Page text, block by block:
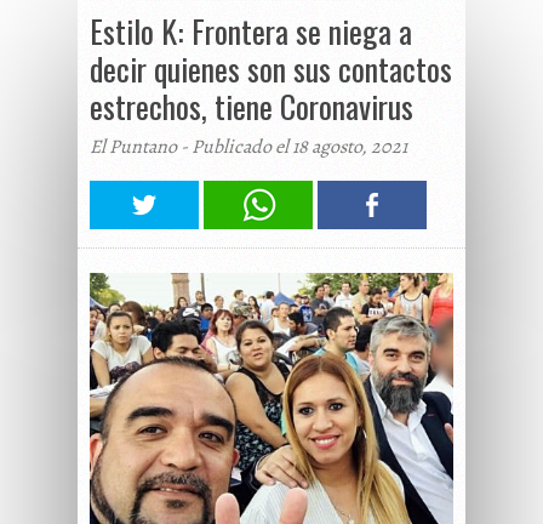
Estilo K: Frontera se niega a
decir quienes son sus contactos
estrechos, tiene Coronavirus
El Puntano - Publicado el 18 agosto, 2021